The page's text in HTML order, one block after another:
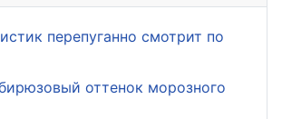
перепуганно смотрит по
оттенок морозного